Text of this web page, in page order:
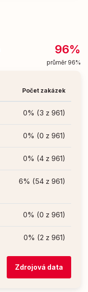
96%
průměr 96%
Počet zakázek
0% (3 z 961)
0% (0 z 961)
0% (4 z 961)
6% (54 z 961)
0% (0 z 961)
0% (2 z 961)
Zdrojová data